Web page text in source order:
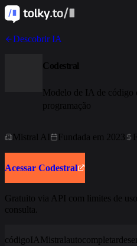
Descobrir IA
Codestral
Modelo de IA de código
programação
Mistral AI Fundada em 2023
Acessar Codestral
Gratuito via API com limites de
consulta.
códigoIA Mistralautocompletar